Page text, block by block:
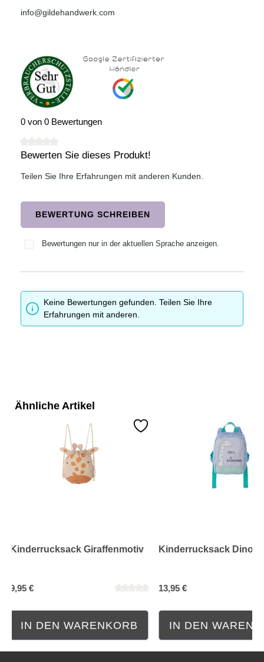
info@gildehandwerk.com
0 von 0 Bewertungen
Durchschnittliche Bewertung von 0 von 5 Sternen
Bewerten Sie dieses Produkt!
Teilen Sie Ihre Erfahrungen mit anderen Kunden.
BEWERTUNG SCHREIBEN
Bewertungen nur in der aktuellen Sprache anzeigen.
Keine Bewertungen gefunden. Teilen Sie Ihre
Erfahrungen mit anderen.
Ähnliche Artikel
Kinderrucksack Giraffenmotiv
9,95 €
IN DEN WARENKORB
Kinderrucksack
13,95 €
IN DEN